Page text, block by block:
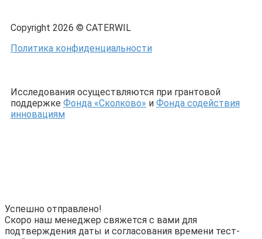
Copyright 2026 © CATERWIL
Политика конфиденциальности
Исследования осуществляются при грантовой
поддержке Фонда «Сколково» и Фонда содействия
инновациям
Успешно отправлено!
Скоро наш менеджер свяжется с вами для
подтверждения даты и согласования времени тест-